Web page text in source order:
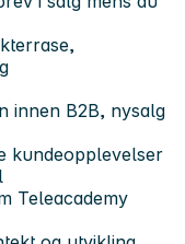
innen B2B, nysalg
kundeopplevelser
Teleacademy